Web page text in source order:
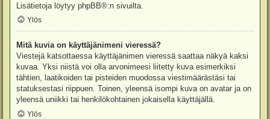
Lisätietoja löytyy phpBB®:n sivuilta.
Ylös
Mitä kuvia on käyttäjänimeni vieressä?
Viestejä katsottaessa käyttäjänimen vieressä saattaa näkyä kaksi
kuvaa. Yksi niistä voi olla arvonimeesi liitetty kuva esimerkiksi
tähtien, laatikoiden tai pisteiden muodossa viestimäärästäsi tai
statuksestasi riippuen. Toinen, yleensä isompi kuva on avatar ja on
yleensä uniikki tai henkilökohtainen jokaisella käyttäjällä.
Ylös